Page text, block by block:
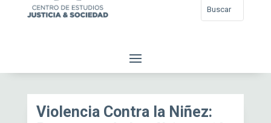
Violencia Contra la Niñez: